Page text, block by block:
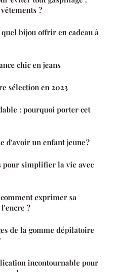
?
bijou offrir en cadeau à
chic en jeans
sélection en 2023
: pourquoi porter cet
d'avoir un enfant jeune ?
pour simplifier la vie avec
exprimer sa
?
de la gomme dépilatoire
incontournable pour